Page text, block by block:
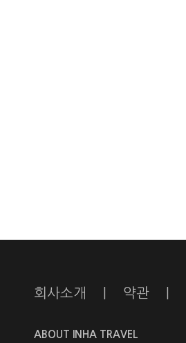
회사소개 약관
ABOUT INHA TRAVEL